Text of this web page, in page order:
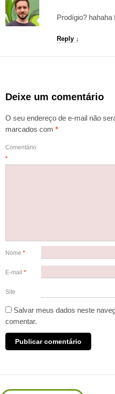
Prodígio? hahaha
Reply ↓
Deixe um comentário
O seu endereço de e-mail não
marcados com*
Comentário
*
Nome*
E-mail*
Site
Salvar meus dados neste
comentar.